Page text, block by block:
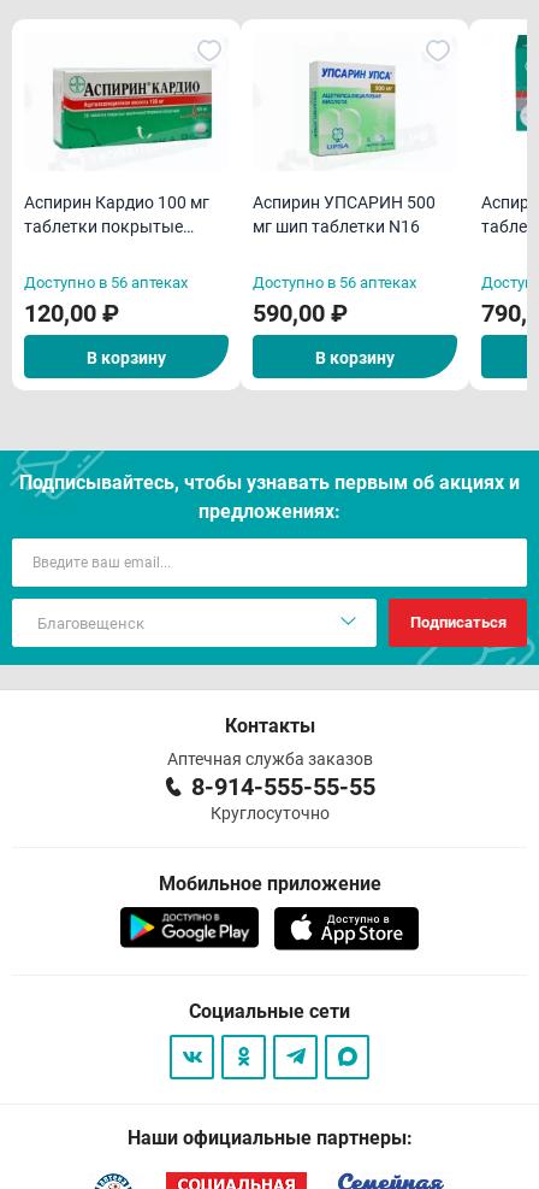
Аспирин Кардио 100 мг
таблетки покрытые
оболочкой N28
Доступно в 56 аптеках
120,00 ₽
В корзину
Аспирин УПСАРИН 500
мг шип таблетки N16
Доступно в 56 аптеках
590,00 ₽
В корзину
Подписывайтесь, чтобы узнавать первым об акцияx и
предложениях:
Подписаться
Контакты
Аптечная служба заказов
8-914-555-55-55
Круглосуточно
Мобильное приложение
Социальные сети
Наши официальные партнеры: